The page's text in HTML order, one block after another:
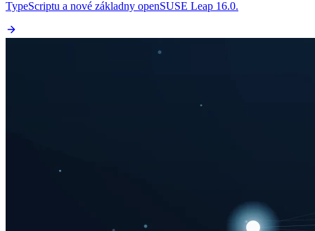
TypeScriptu a nové základny openSUSE Leap 16.0.